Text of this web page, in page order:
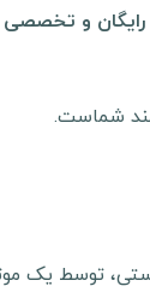
رایگان و تخصصی
شماست.
توسط یک